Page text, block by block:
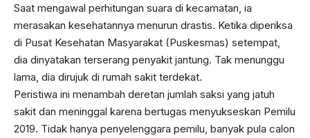
Saat mengawal perhitungan suara di kecamatan, ia
merasakan kesehatannya menurun drastis. Ketika diperiksa
di Pusat Kesehatan Masyarakat (Puskesmas) setempat,
dia dinyatakan terserang penyakit jantung. Tak menunggu
lama, dia dirujuk di rumah sakit terdekat.
Peristiwa ini menambah deretan jumlah saksi yang jatuh
sakit dan meninggal karena bertugas menyukseskan Pemilu
2019. Tidak hanya penyelenggara pemilu, banyak pula calon